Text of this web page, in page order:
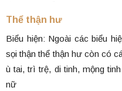
Thể thận hư
Biểu hiện: Ngoài các biểu
sọi thận thể thận hư còn có
ù tai, trì trệ, di tinh, mộng
nữ